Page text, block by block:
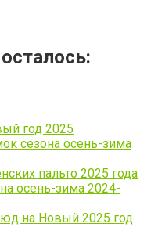
год 2025
сезона осень-зима
пальто 2025 года
осень-зима 2024-
на Новый 2025 год